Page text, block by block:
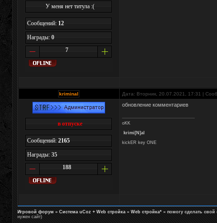
У меня нет титула :(
Сообщений: 12
Награды: 0
7
kriminal Дата: Вторник, 20.07.2021, 17:31 |
в отпуске
Сообщений: 2165
Награды: 35
188
обновление комментариев
oKK
krimi[N]al
kickER key ONE
Игровой форум » Система uCoz + Web стройка » Web стройка* » помогу сделать свой
нужен сайт)